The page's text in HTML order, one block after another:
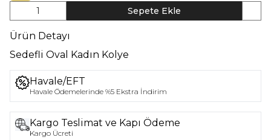
1 Sepete Ekle
Ürün Detayı
Sedefli Oval Kadın Kolye
Havale/EFT
Havale Ödemelerinde %5 Ekstra İndirim
Kargo Teslimat ve Kapı Ödeme
Kargo Ücreti